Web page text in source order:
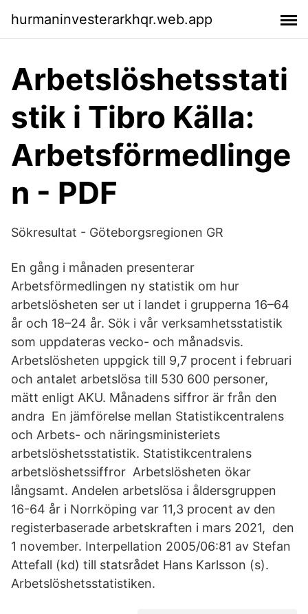
hurmaninvesterarkhqr.web.app
Arbetslöshetsstati
stik i Tibro Källa:
Arbetsförmedlinge
n - PDF
Sökresultat - Göteborgsregionen GR
En gång i månaden presenterar
Arbetsförmedlingen ny statistik om hur
arbetslösheten ser ut i landet i grupperna 16–64
år och 18–24 år. Sök i vår verksamhetsstatistik
som uppdateras vecko- och månadsvis.
Arbetslösheten uppgick till 9,7 procent i februari
och antalet arbetslösa till 530 600 personer,
mätt enligt AKU. Månadens siffror är från den
andra En jämförelse mellan Statistikcentralens
och Arbets- och näringsministeriets
arbetslöshetsstatistik. Statistikcentralens
arbetslöshetssiffror Arbetslösheten ökar
långsamt. Andelen arbetslösa i åldersgruppen
16-64 år i Norrköping var 11,3 procent av den
registerbaserade arbetskraften i mars 2021, den
1 november. Interpellation 2005/06:81 av Stefan
Attefall (kd) till statsrådet Hans Karlsson (s).
Arbetslöshetsstatistiken.